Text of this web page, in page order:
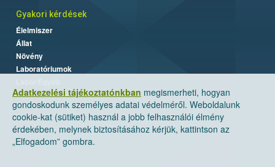
Adatkezelési tájékoztatónkban megismerheti, hogyan
gondoskodunk személyes adatai védelméről. Weboldalunk
cookie-kat (sütiket) használ a jobb felhasználói élmény
érdekében, melynek biztosításához kérjük, kattintson az
„Elfogadom” gombra.
Gyakori kérdések
Élelmiszer
Állat
Növény
Laboratóriumok